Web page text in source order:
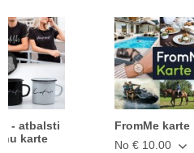
- atbalsti
karte
FromMe karte
No € 10.00